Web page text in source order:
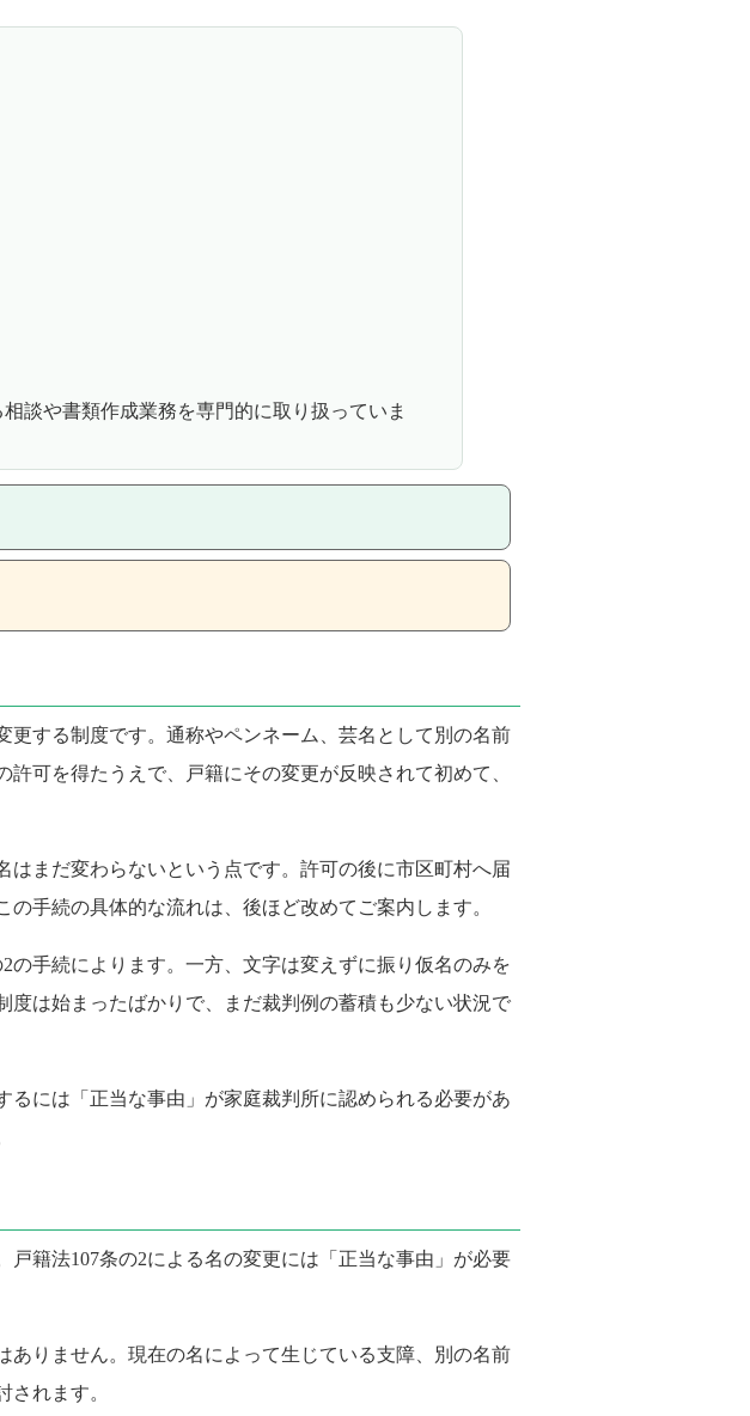
談や書類作成業務を専門的に取り扱っていま
する制度です。通称やペンネーム、芸名として別の名前
可を得たうえで、戸籍にその変更が反映されて初めて、
まだ変わらないという点です。許可の後に市区町村へ届
手続の具体的な流れは、後ほど改めてご案内します。
手続によります。一方、文字は変えずに振り仮名のみを
度は始まったばかりで、まだ裁判例の蓄積も少ない状況で
には「正当な事由」が家庭裁判所に認められる必要があ
籍法107条の2による名の変更には「正当な事由」が必要
りません。現在の名によって生じている支障、別の名前
れます。